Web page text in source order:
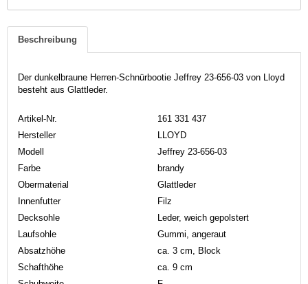
Beschreibung
Der dunkelbraune Herren-Schnürbootie Jeffrey 23-656-03 von Lloyd
besteht aus Glattleder.
Artikel-Nr.
161 331 437
Hersteller
LLOYD
Modell
Jeffrey 23-656-03
Farbe
brandy
Obermaterial
Glattleder
Innenfutter
Filz
Decksohle
Leder, weich gepolstert
Laufsohle
Gummi, angeraut
Absatzhöhe
ca. 3 cm, Block
Schafthöhe
ca. 9 cm